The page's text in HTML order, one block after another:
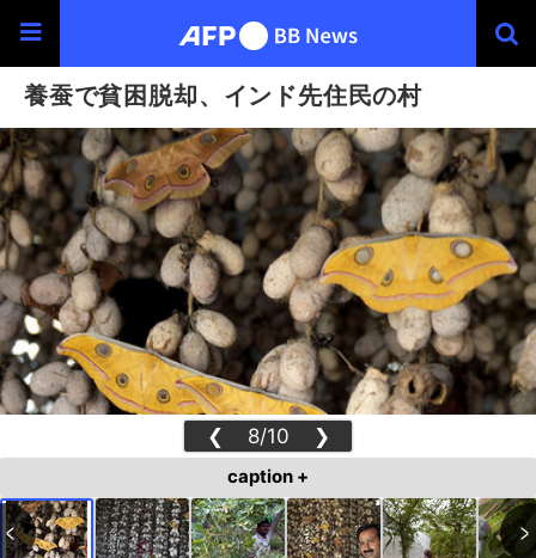
養蚕で貧困脱却、インド先住民の村
❮ 8/10 ❯
caption +